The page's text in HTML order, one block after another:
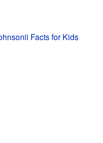
Facts for Kids